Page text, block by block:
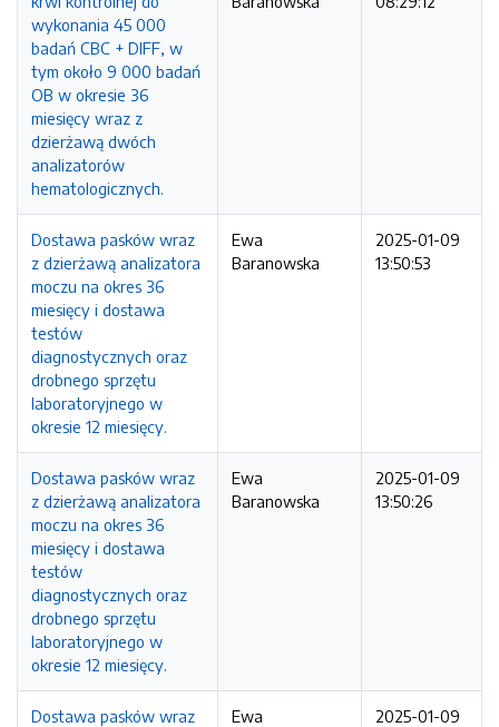
wykonania 45 000
badań CBC + DIFF, w
tym około 9 000 badań
OB w okresie 36
miesięcy wraz z
dzierżawą dwóch
analizatorów
hematologicznych.
Dostawa pasków wraz
z dzierżawą analizatora
moczu na okres 36
miesięcy i dostawa
testów
diagnostycznych oraz
drobnego sprzętu
laboratoryjnego w
okresie 12 miesięcy.
Ewa
Baranowska
2025-01-09
13:50:53
Dostawa pasków wraz
z dzierżawą analizatora
moczu na okres 36
miesięcy i dostawa
testów
diagnostycznych oraz
drobnego sprzętu
laboratoryjnego w
okresie 12 miesięcy.
Ewa
Baranowska
2025-01-09
13:50:26
Dostawa pasków wraz
Ewa
2025-01-09